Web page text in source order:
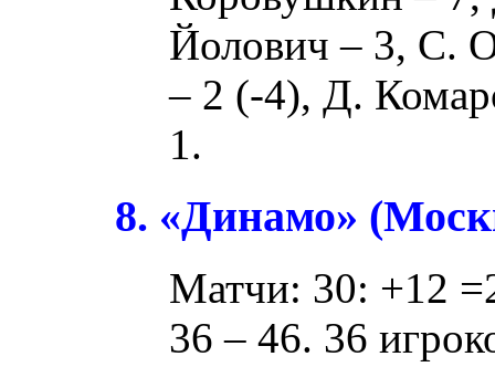
Йолович – 3, С.
– 2 (-4), Д.
1.
8. «Динамо»
Матчи: 30: +12
36 – 46. 36